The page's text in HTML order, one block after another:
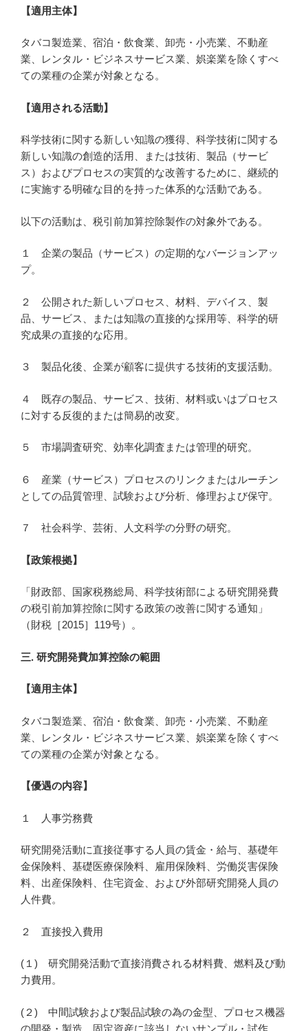
【適用主体】
タバコ製造業、宿泊・飲食業、卸売・小売業、不動産
業、レンタル・ビジネスサービス業、娯楽業を除くすべ
ての業種の企業が対象となる。
【適用される活動】
科学技術に関する新しい知識の獲得、科学技術に関する
新しい知識の創造的活用、または技術、製品（サービ
ス）およびプロセスの実質的な改善するために、継続的
に実施する明確な目的を持った体系的な活動である。
以下の活動は、税引前加算控除製作の対象外である。
１ 企業の製品（サービス）の定期的なバージョンアッ
プ。
２ 公開された新しいプロセス、材料、デバイス、製
品、サービス、または知識の直接的な採用等、科学的研
究成果の直接的な応用。
３ 製品化後、企業が顧客に提供する技術的支援活動。
４ 既存の製品、サービス、技術、材料或いはプロセス
に対する反復的または簡易的改変。
５ 市場調査研究、効率化調査または管理的研究。
６ 産業（サービス）プロセスのリンクまたはルーチン
としての品質管理、試験および分析、修理および保守。
７ 社会科学、芸術、人文科学の分野の研究。
【政策根拠】
「財政部、国家税務総局、科学技術部による研究開発費
の税引前加算控除に関する政策の改善に関する通知」
（財税［2015］119号）。
三. 研究開発費加算控除の範囲
【適用主体】
タバコ製造業、宿泊・飲食業、卸売・小売業、不動産
業、レンタル・ビジネスサービス業、娯楽業を除くすべ
ての業種の企業が対象となる。
【優遇の内容】
１ 人事労務費
研究開発活動に直接従事する人員の賃金・給与、基礎年
金保険料、基礎医療保険料、雇用保険料、労働災害保険
料、出産保険料、住宅資金、および外部研究開発人員の
人件費。
２ 直接投入費用
(１) 研究開発活動で直接消費される材料費、燃料及び動
力費用。
(２) 中間試験および製品試験の為の金型、プロセス機器
の開発・製造、固定資産に該当しないサンプル・試作